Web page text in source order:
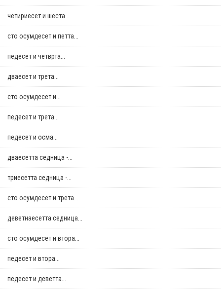
четириесет и шеста...
сто осумдесет и петта...
педесет и четврта...
дваесет и трета...
сто осумдесет и...
педесет и трета...
педесет и осма...
дваесетта седница -...
триесетта седница -...
сто осумдесет и трета...
деветнаесетта седница...
сто осумдесет и втора...
педесет и втора...
педесет и деветта...